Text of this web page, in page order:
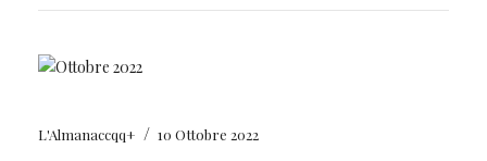
L'Almanaccqq+ / 10 Ottobre 2022